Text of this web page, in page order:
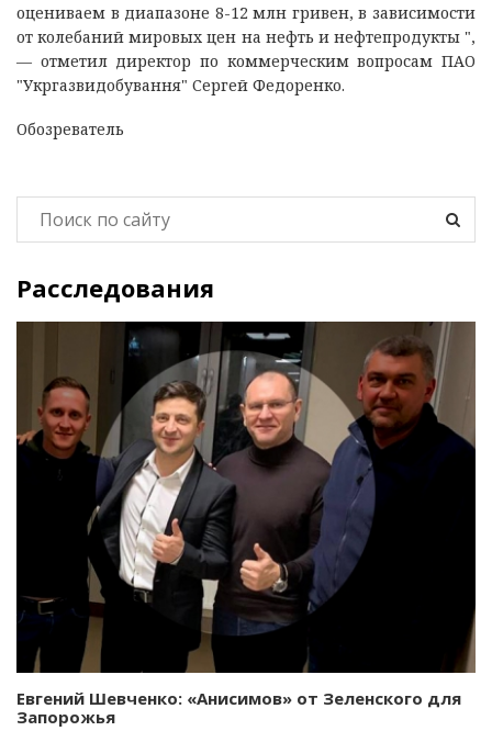
оцениваем в диапазоне 8-12 млн гривен, в зависимости
от колебаний мировых цен на нефть и нефтепродукты ",
— отметил директор по коммерческим вопросам ПАО
"Укргазвидобування" Сергей Федоренко.
Обозреватель
Расследования
Евгений Шевченко: «Анисимов» от Зеленского для
Запорожья